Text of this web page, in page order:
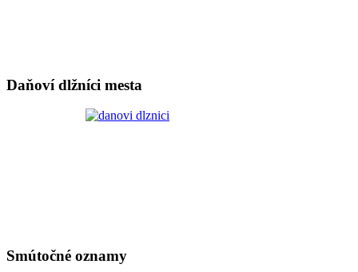
Daňoví dlžníci mesta
Smútočné oznamy